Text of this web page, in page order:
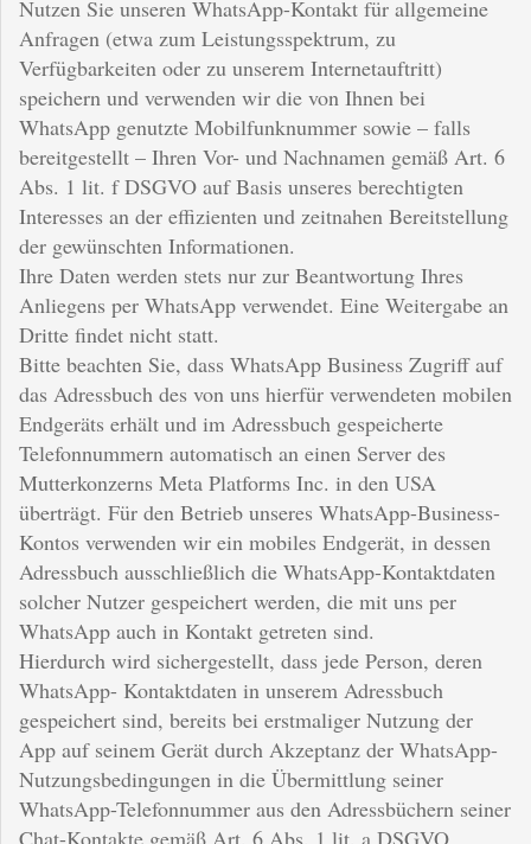
Nutzen Sie unseren WhatsApp-Kontakt für allgemeine
Anfragen (etwa zum Leistungsspektrum, zu
Verfügbarkeiten oder zu unserem Internetauftritt)
speichern und verwenden wir die von Ihnen bei
WhatsApp genutzte Mobilfunknummer sowie – falls
bereitgestellt – Ihren Vor- und Nachnamen gemäß Art. 6
Abs. 1 lit. f DSGVO auf Basis unseres berechtigten
Interesses an der effizienten und zeitnahen Bereitstellung
der gewünschten Informationen.
Ihre Daten werden stets nur zur Beantwortung Ihres
Anliegens per WhatsApp verwendet. Eine Weitergabe an
Dritte findet nicht statt.
Bitte beachten Sie, dass WhatsApp Business Zugriff auf
das Adressbuch des von uns hierfür verwendeten mobilen
Endgeräts erhält und im Adressbuch gespeicherte
Telefonnummern automatisch an einen Server des
Mutterkonzerns Meta Platforms Inc. in den USA
überträgt. Für den Betrieb unseres WhatsApp-Business-
Kontos verwenden wir ein mobiles Endgerät, in dessen
Adressbuch ausschließlich die WhatsApp-Kontaktdaten
solcher Nutzer gespeichert werden, die mit uns per
WhatsApp auch in Kontakt getreten sind.
Hierdurch wird sichergestellt, dass jede Person, deren
WhatsApp- Kontaktdaten in unserem Adressbuch
gespeichert sind, bereits bei erstmaliger Nutzung der
App auf seinem Gerät durch Akzeptanz der WhatsApp-
Nutzungsbedingungen in die Übermittlung seiner
WhatsApp-Telefonnummer aus den Adressbüchern seiner
Chat-Kontakte gemäß Art. 6 Abs. 1 lit. a DSGVO